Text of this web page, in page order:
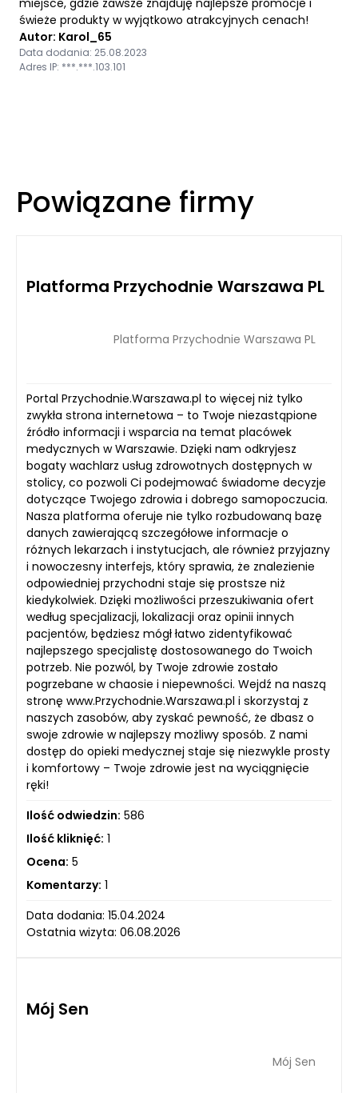
miejsce, gdzie zawsze znajduję najlepsze promocje i
świeże produkty w wyjątkowo atrakcyjnych cenach!
Autor: Karol_65
Data dodania: 25.08.2023
Adres IP: ***.***.103.101
Powiązane firmy
Platforma Przychodnie Warszawa PL
Platforma Przychodnie Warszawa PL
Portal Przychodnie.Warszawa.pl to więcej niż tylko
zwykła strona internetowa – to Twoje niezastąpione
źródło informacji i wsparcia na temat placówek
medycznych w Warszawie. Dzięki nam odkryjesz
bogaty wachlarz usług zdrowotnych dostępnych w
stolicy, co pozwoli Ci podejmować świadome decyzje
dotyczące Twojego zdrowia i dobrego samopoczucia.
Nasza platforma oferuje nie tylko rozbudowaną bazę
danych zawierającą szczegółowe informacje o
różnych lekarzach i instytucjach, ale również przyjazny
i nowoczesny interfejs, który sprawia, że znalezienie
odpowiedniej przychodni staje się prostsze niż
kiedykolwiek. Dzięki możliwości przeszukiwania ofert
według specjalizacji, lokalizacji oraz opinii innych
pacjentów, będziesz mógł łatwo zidentyfikować
najlepszego specjalistę dostosowanego do Twoich
potrzeb. Nie pozwól, by Twoje zdrowie zostało
pogrzebane w chaosie i niepewności. Wejdź na naszą
stronę www.Przychodnie.Warszawa.pl i skorzystaj z
naszych zasobów, aby zyskać pewność, że dbasz o
swoje zdrowie w najlepszy możliwy sposób. Z nami
dostęp do opieki medycznej staje się niezwykle prosty
i komfortowy – Twoje zdrowie jest na wyciągnięcie
ręki!
Ilość odwiedzin: 586
Ilość kliknięć: 1
Ocena: 5
Komentarzy: 1
Data dodania: 15.04.2024
Ostatnia wizyta: 06.08.2026
Mój Sen
Mój Sen